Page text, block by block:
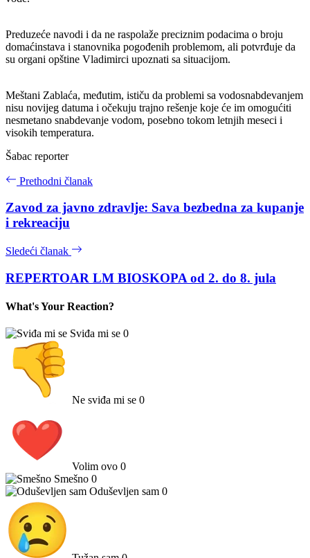
Preduzeće navodi i da ne raspolaže preciznim podacima o broju
domaćinstava i stanovnika pogođenih problemom, ali potvrđuje da
su organi opštine Vladimirci upoznati sa situacijom.
Meštani Zablaća, međutim, ističu da problemi sa vodosnabdevanjem
nisu novijeg datuma i očekuju trajno rešenje koje će im omogućiti
nesmetano snabdevanje vodom, posebno tokom letnjih meseci i
visokih temperatura.
Šabac reporter
Prethodni članak
Zavod za javno zdravlje: Sava bezbedna za kupanje
i rekreaciju
Sledeći članak
REPERTOAR LM BIOSKOPA od 2. do 8. jula
What's Your Reaction?
Sviđa mi se 0
Ne sviđa mi se 0
Volim ovo 0
Smešno 0
Oduševljen sam 0